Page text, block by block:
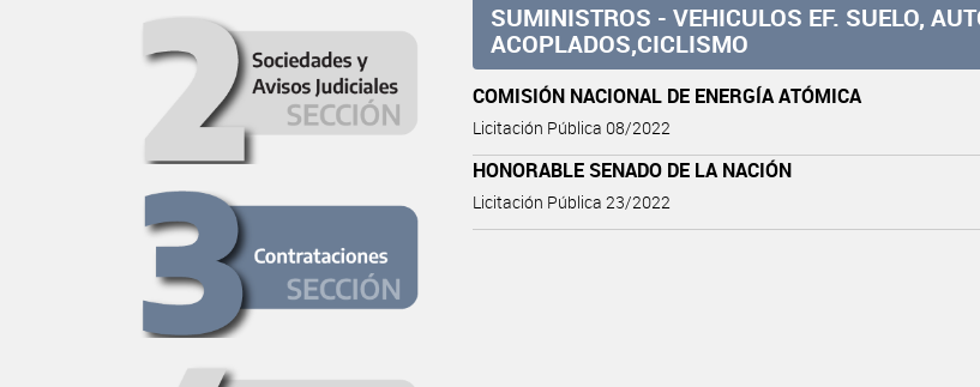
SUMINISTROS - VEHICULOS EF. SUELO,
ACOPLADOS,CICLISMO
COMISIÓN NACIONAL DE ENERGÍA ATÓMICA
Licitación Pública 08/2022
HONORABLE SENADO DE LA NACIÓN
Licitación Pública 23/2022